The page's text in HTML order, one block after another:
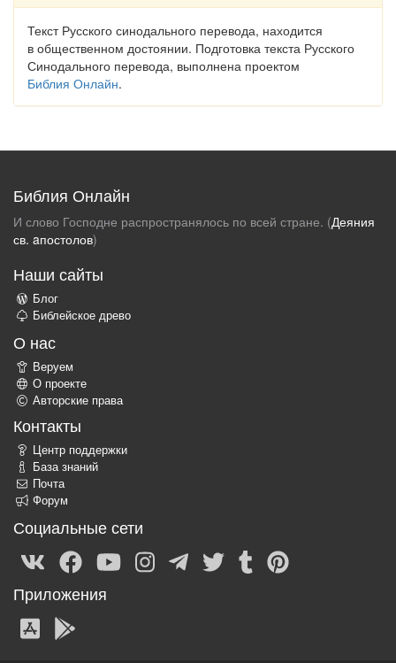
Текст Русского синодального перевода, находится
в общественном достоянии. Подготовка текста Русского
Синодального перевода, выполнена проектом
Библия Онлайн.
Библия Онлайн
И слово Господне распространялось по всей стране. (Деяния
св. aпостолов)
Наши сайты
Блог
Библейское древо
О нас
Веруем
О проекте
Авторские права
Контакты
Центр поддержки
База знаний
Почта
Форум
Социальные сети
Приложения